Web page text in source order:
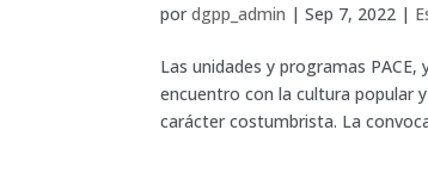
pordgpp_admin |Sep 7, 2022 |
Las unidades y programas
encuentro con la cultura popular
carácter costumbrista. La